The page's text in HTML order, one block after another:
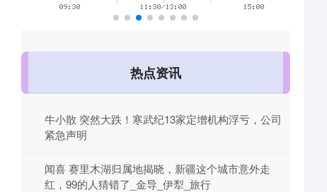
热点资讯
牛小散 突然大跌！寒武纪13家定增机构浮亏，公司
紧急声明
闻喜 赛里木湖归属地揭晓，新疆这个城市意外走
红，99的人猜错了_金导_伊犁_旅行